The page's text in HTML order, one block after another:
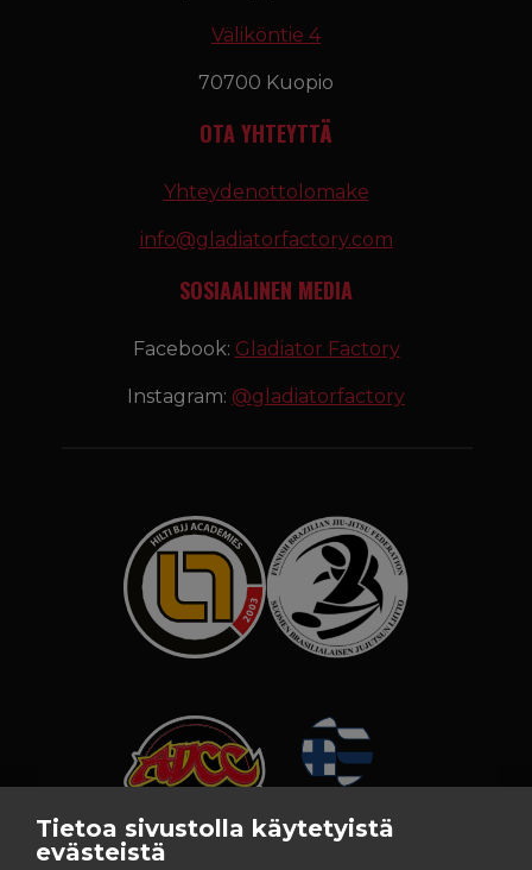
Tietoa sivustolla käytetyistä
evästeistä
Väliköntie 4
70700 Kuopio
OTA YHTEYTTÄ
Yhteydenottolomake
info@gladiatorfactory.com
SOSIAALINEN MEDIA
Facebook: Gladiator Factory
Instagram: @gladiatorfactory